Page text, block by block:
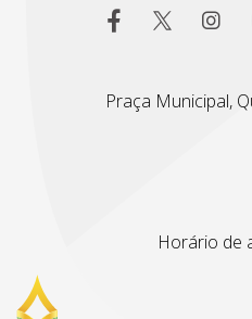
Praça Municipal,
Horário de